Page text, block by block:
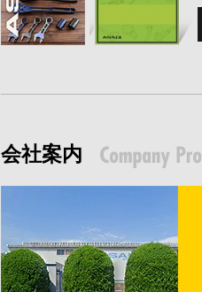
会社案内